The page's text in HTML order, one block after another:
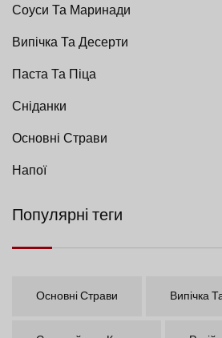
Соуси Та Маринади
Випічка Та Десерти
Паста Та Піца
Сніданки
Основні Страви
Напої
Популярні теги
Основні Страви Випічка